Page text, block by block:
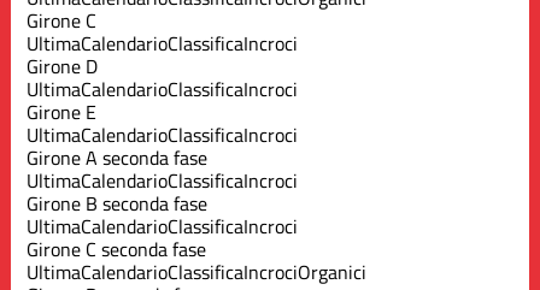
Girone C
UltimaCalendarioClassificaIncroci
Girone D
UltimaCalendarioClassificaIncroci
Girone E
UltimaCalendarioClassificaIncroci
Girone A seconda fase
UltimaCalendarioClassificaIncroci
Girone B seconda fase
UltimaCalendarioClassificaIncroci
Girone C seconda fase
UltimaCalendarioClassificaIncrociOrganici